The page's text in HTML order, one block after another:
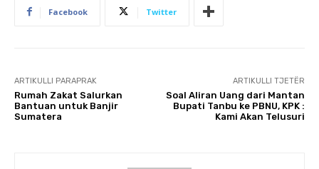
Facebook Twitter
ARTIKULLI PARAPRAK
Rumah Zakat Salurkan
Bantuan untuk Banjir
Sumatera
ARTIKULLI TJETËR
Soal Aliran Uang dari Mantan
Bupati Tanbu ke PBNU, KPK :
Kami Akan Telusuri